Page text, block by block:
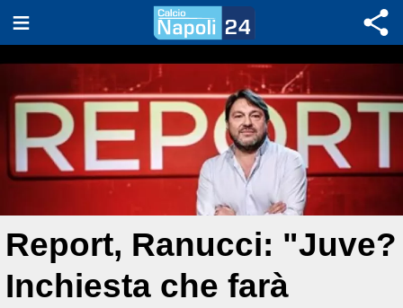
Report, Ranucci: "Juve?
Inchiesta che farà